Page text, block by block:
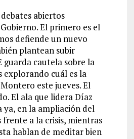
abiertos
El primero es el
defiende un nuevo
plantean subir
guarda cautela sobre la
explorando cuál es la
este jueves. El
El ala que lidera Díaz
ya, en la ampliación del
a la crisis, mientras
hablan de meditar bien